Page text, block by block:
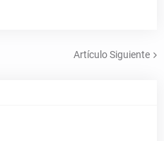
Artículo Siguiente